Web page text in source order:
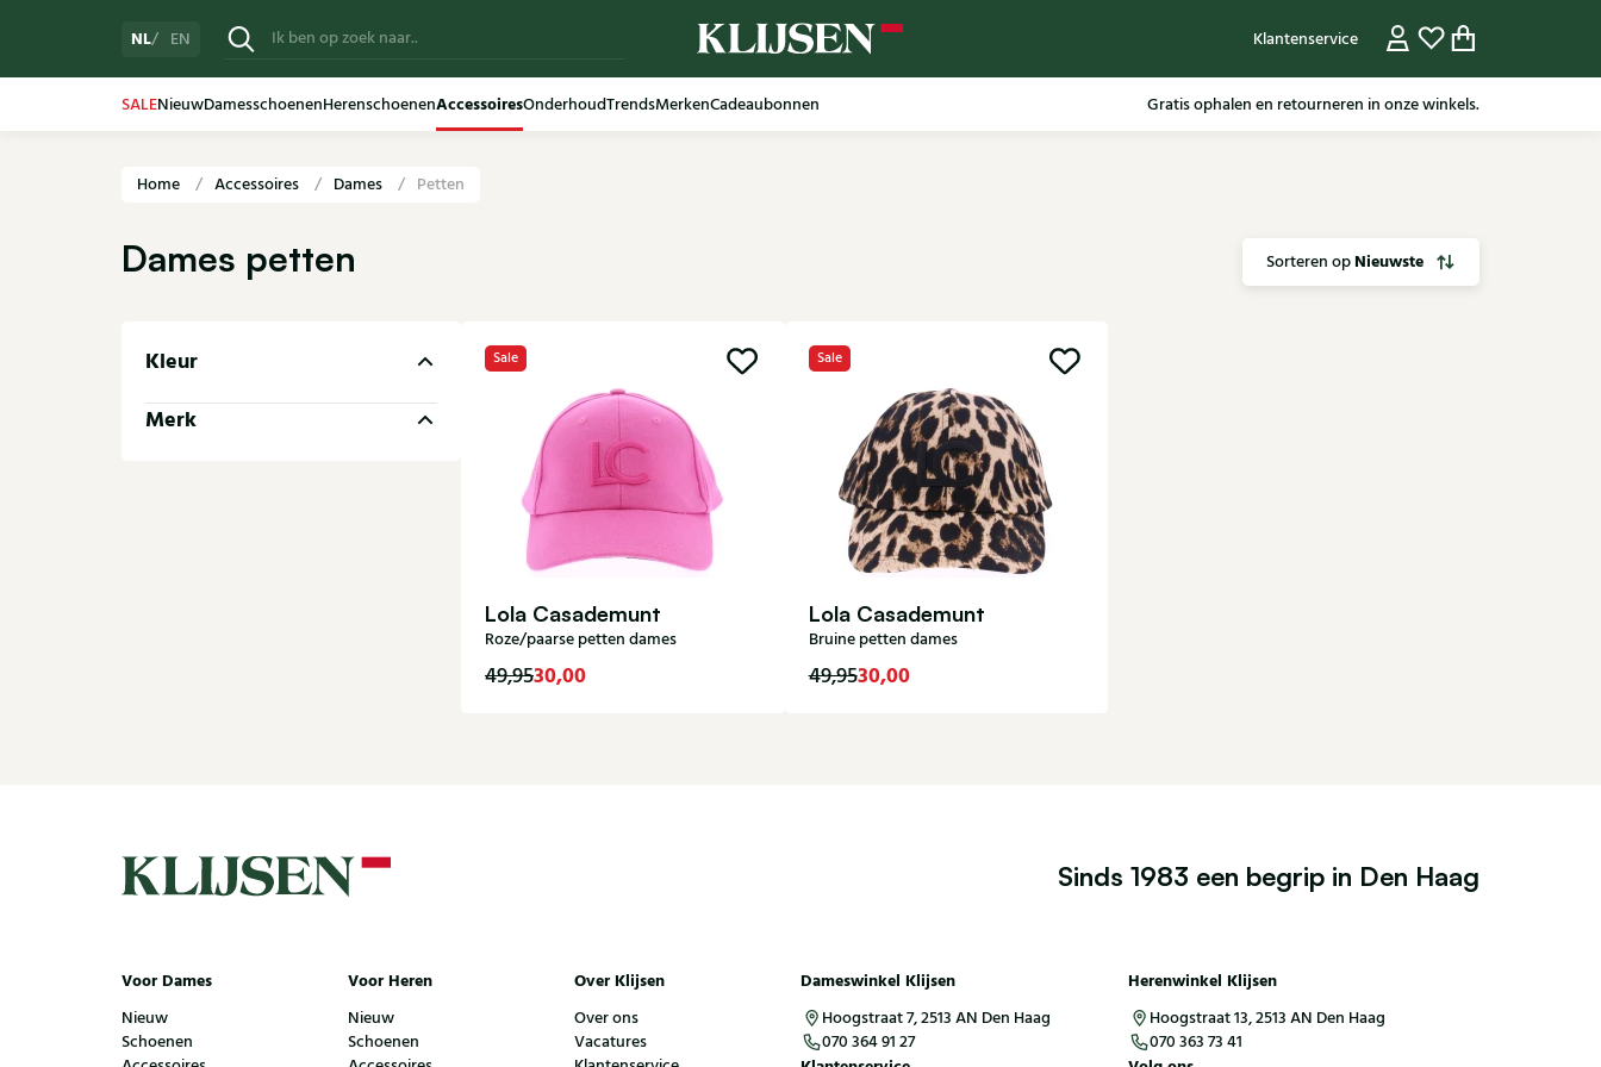
NL EN Klantenservice
SALENieuwDamesschoenenHerenschoenenAccessoiresOnderhoudTrendsMerkenCadeaubonnen Gratis ophalen en retourneren in onze winkels.
Home Accessoires Dames Petten
Dames petten Sorteren opNieuwste
Kleur
Merk
Sale
Lola Casademunt
Roze/paarse petten dames
49,9530,00
Sale
Lola Casademunt
Bruine petten dames
49,9530,00
Sinds 1983 een begrip in Den Haag
Voor Dames
Nieuw
Schoenen
Voor Heren
Nieuw
Schoenen
Over Klijsen
Over ons
Vacatures
Dameswinkel Klijsen
Hoogstraat 7, 2513 AN Den Haag
070 364 91 27
Herenwinkel Klijsen
Hoogstraat 13, 2513 AN Den Haag
070 363 73 41